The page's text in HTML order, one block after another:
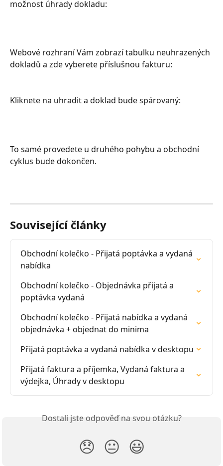
možnost úhrady dokladu:
Webové rozhraní Vám zobrazí tabulku neuhrazených
dokladů a zde vyberete příslušnou fakturu:
Kliknete na uhradit a doklad bude spárovaný:
To samé provedete u druhého pohybu a obchodní
cyklus bude dokončen.
Související články
Obchodní kolečko - Přijatá poptávka a vydaná
nabídka
Obchodní kolečko - Objednávka přijatá a
poptávka vydaná
Obchodní kolečko - Přijatá nabídka a vydaná
objednávka + objednat do minima
Přijatá poptávka a vydaná nabídka v desktopu
Přijatá faktura a příjemka, Vydaná faktura a
výdejka, Úhrady v desktopu
Dostali jste odpověď na svou otázku?
😞 😐 😃